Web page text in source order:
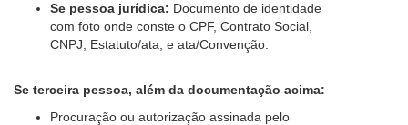
Se pessoa jurídica: Documento de identidade
com foto onde conste o CPF, Contrato Social,
CNPJ, Estatuto/ata, e ata/Convenção.
Se terceira pessoa, além da documentação acima:
Procuração ou autorização assinada pelo